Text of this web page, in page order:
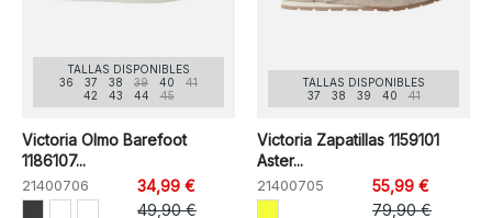
TALLAS DISPONIBLES
36
37 38 39 40
41
42
43 44 45
Victoria Olmo Barefoot
1186107...
21400706
34,99 €
49,90 €
TALLAS DISPONIBLES
37
38 39 40 41
Victoria Zapatillas 1159101
Aster...
21400705
55,99 €
79,90 €